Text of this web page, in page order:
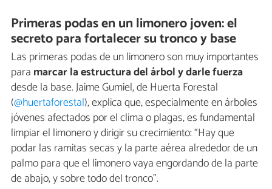
Primeras podas en un limonero joven: el
secreto para fortalecer su tronco y base
Las primeras podas de un limonero son muy importantes
para marcar la estructura del árbol y darle fuerza
desde la base. Jaime Gumiel, de Huerta Forestal
(@huertaforestal), explica que, especialmente en árboles
jóvenes afectados por el clima o plagas, es fundamental
limpiar el limonero y dirigir su crecimiento: “Hay que
podar las ramitas secas y la parte aérea alrededor de un
palmo para que el limonero vaya engordando de la parte
de abajo, y sobre todo del tronco”.